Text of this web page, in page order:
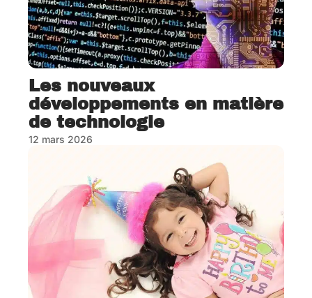
Les nouveaux
développements en matière
de technologie
12 mars 2026